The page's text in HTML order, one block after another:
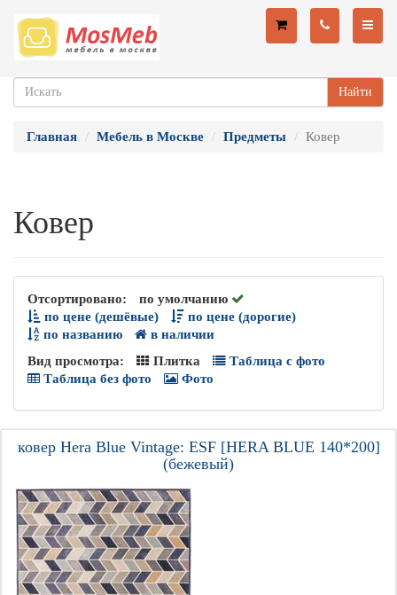
Найти
Главная Мебель в Москве Предметы Ковер
Ковер
Отсортировано:
по умолчанию
по цене (дешёвые)
по цене (дорогие)
по названию
в наличии
Вид просмотра:
Плитка
Таблица с фото
Таблица без фото
Фото
ковер Hera Blue Vintage: ESF [HERA BLUE 140*200]
(бежевый)